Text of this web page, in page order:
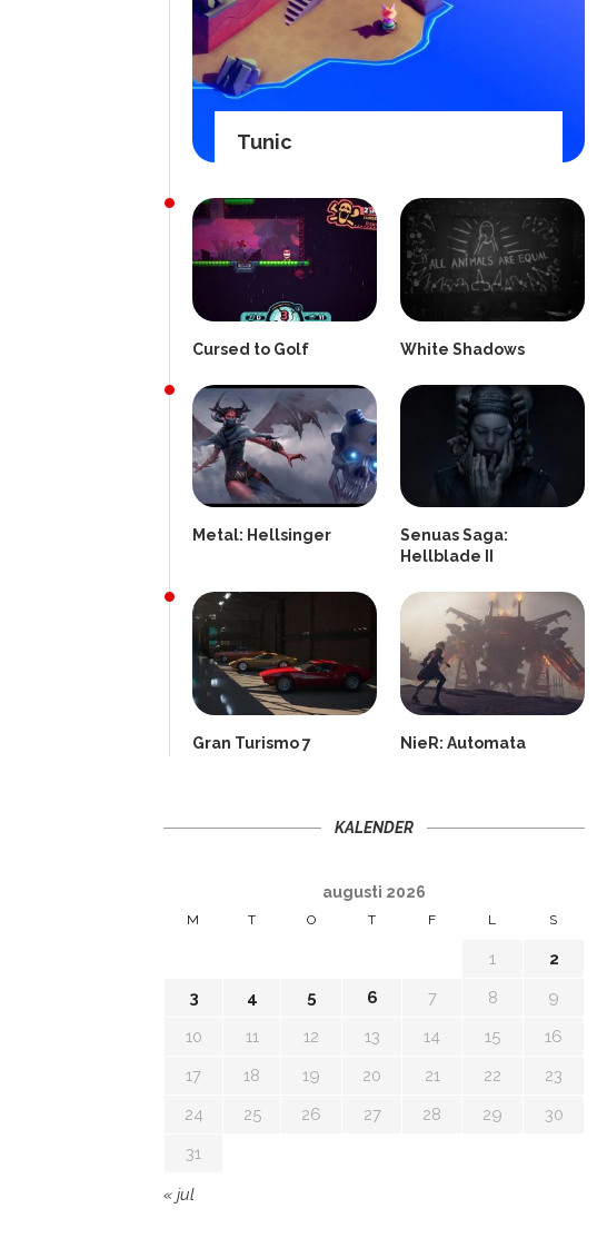
Tunic
Cursed to Golf White Shadows
Metal: Hellsinger
Senuas Saga:
Hellblade II
Gran Turismo 7 NieR: Automata
KALENDER
augusti 2026
M T O T F L S
1
2
3
4 5 6 7 8
9
10
11 12 13 14 15
16
17
18 19 20 21 22
23
24
25 26 27 28 29
30
31
« jul